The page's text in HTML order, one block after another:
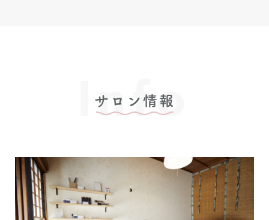
サロン情報
Info